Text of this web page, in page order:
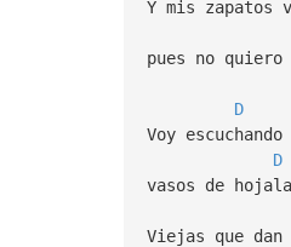
Y mis zapatos
pues no quiero
D
Voy
D
vasos de
Viejas que